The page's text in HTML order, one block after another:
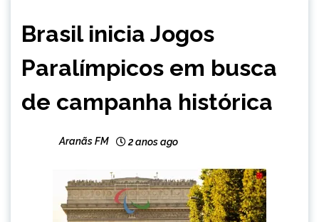
INTERNACIONAL
Brasil inicia Jogos
Paralímpicos em busca
de campanha histórica
Aranãs FM 2 anos ago